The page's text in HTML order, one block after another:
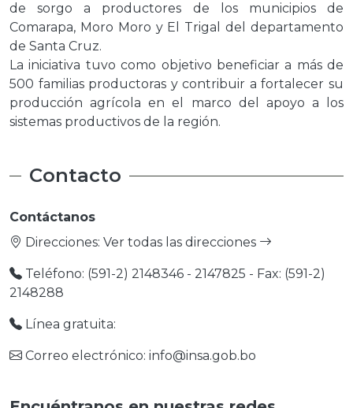
de sorgo a productores de los municipios de
Comarapa, Moro Moro y El Trigal del departamento
de Santa Cruz.
La iniciativa tuvo como objetivo beneficiar a más de
500 familias productoras y contribuir a fortalecer su
producción agrícola en el marco del apoyo a los
sistemas productivos de la región.
Contacto
Contáctanos
Direcciones: Ver todas las direcciones
Teléfono: (591-2) 2148346 - 2147825 - Fax: (591-2)
2148288
Línea gratuita:
Correo electrónico: info@insa.gob.bo